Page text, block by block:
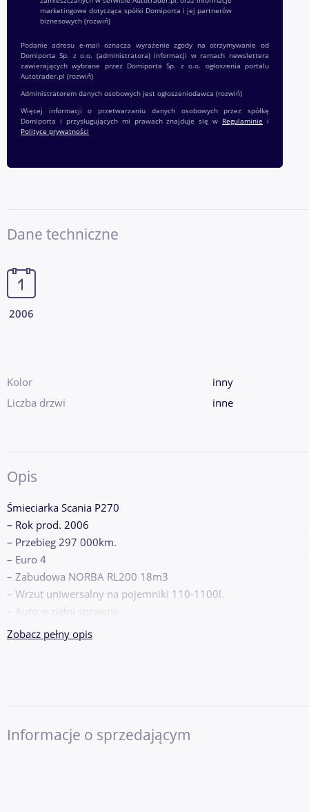
marketingowe dotyczące spółki Domiporta i jej partnerów
biznesowych (rozwiń)
Podanie adresu e-mail oznacza wyrażenie zgody na otrzymywanie od
Domiporta Sp. z o.o. (administratora) informacji w ramach newslettera
zawierających wybrane przez Domiporta Sp. z o.o. ogłoszenia portalu
Autotrader.pl (rozwiń)
Administratorem danych osobowych jest ogłoszeniodawca (rozwiń)
Więcej informacji o przetwarzaniu danych osobowych przez spółkę
Domiporta i przysługujących mi prawach znajduje się w Regulaminie i
Polityce prywatności
Dane techniczne
2006
Kolor
inny
Liczba drzwi
inne
Opis
Śmieciarka Scania P270
– Rok prod. 2006
– Przebieg 297 000km.
– Euro 4
– Zabudowa NORBA RL200 18m3
– Wrzut uniwersalny na pojemniki 110-1100l.
– Auto w pełni sprawne
Zobacz pełny opis
Informacje o sprzedającym